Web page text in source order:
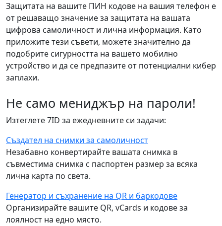
Защитата на вашите ПИН кодове на вашия телефон е
от решаващо значение за защитата на вашата
цифрова самоличност и лична информация. Като
приложите тези съвети, можете значително да
подобрите сигурността на вашето мобилно
устройство и да се предпазите от потенциални кибер
заплахи.
Не само мениджър на пароли!
Изтеглете 7ID за ежедневните си задачи:
Създател на снимки за самоличност
Незабавно конвертирайте вашата снимка в
съвместима снимка с паспортен размер за всяка
лична карта по света.
Генератор и съхранение на QR и баркодове
Организирайте вашите QR, vCards и кодове за
лоялност на едно място.